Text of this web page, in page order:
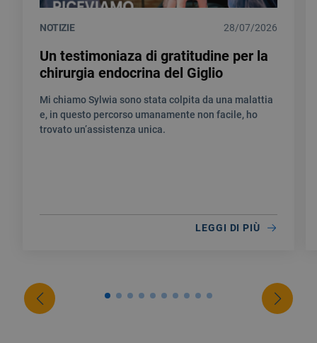
NOTIZIE 28/07/2026
Un testimoniaza di gratitudine per la
chirurgia endocrina del Giglio
Mi chiamo Sylwia sono stata colpita da una malattia
e, in questo percorso umanamente non facile, ho
trovato un’assistenza unica.
LEGGI DI PIÙ